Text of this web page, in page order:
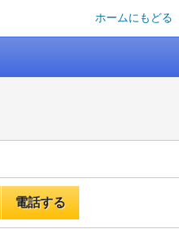
ホームにもどる
電話する